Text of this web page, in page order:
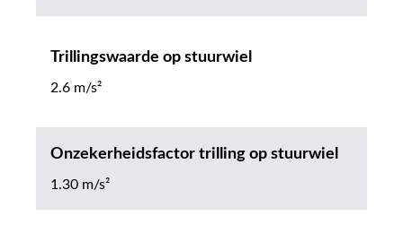
Trillingswaarde op stuurwiel
2.6 m/s²
Onzekerheidsfactor trilling op stuurwiel
1.30 m/s²